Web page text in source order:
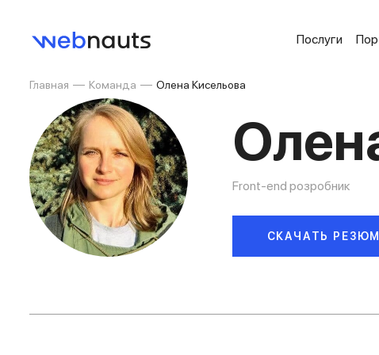
Послуги
Главная Команда Олена Кисельова
Front-end розробник
СКАЧАТЬ